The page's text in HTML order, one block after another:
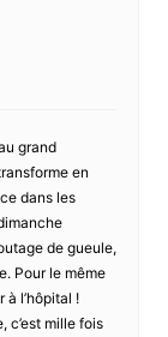
grand
en
dans les
de gueule,
Pour le même
à l’hôpital !
c’est mille fois